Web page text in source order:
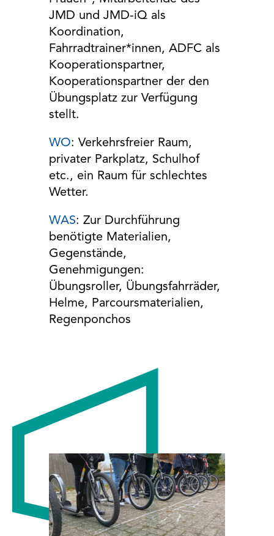
JMD und JMD-iQ als
Koordination,
Fahrradtrainer*innen, ADFC als
Kooperationspartner,
Kooperationspartner der den
Übungsplatz zur Verfügung
stellt.
WO: Verkehrsfreier Raum,
privater Parkplatz, Schulhof
etc., ein Raum für schlechtes
Wetter.
WAS: Zur Durchführung
benötigte Materialien,
Gegenstände,
Genehmigungen:
Übungsroller, Übungsfahrräder,
Helme, Parcoursmaterialien,
Regenponchos